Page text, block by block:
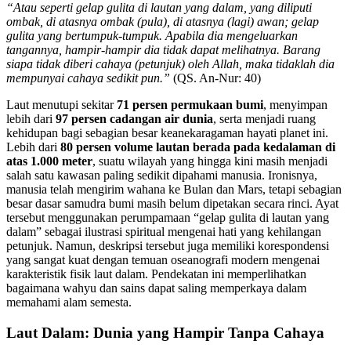
“Atau seperti gelap gulita di lautan yang dalam, yang diliputi
ombak, di atasnya ombak (pula), di atasnya (lagi) awan; gelap
gulita yang bertumpuk-tumpuk. Apabila dia mengeluarkan
tangannya, hampir-hampir dia tidak dapat melihatnya. Barang
siapa tidak diberi cahaya (petunjuk) oleh Allah, maka tidaklah dia
mempunyai cahaya sedikit pun.” (QS. An-Nur: 40)
Laut menutupi sekitar 71 persen permukaan bumi, menyimpan
lebih dari 97 persen cadangan air dunia, serta menjadi ruang
kehidupan bagi sebagian besar keanekaragaman hayati planet ini.
Lebih dari 80 persen volume lautan berada pada kedalaman di
atas 1.000 meter, suatu wilayah yang hingga kini masih menjadi
salah satu kawasan paling sedikit dipahami manusia. Ironisnya,
manusia telah mengirim wahana ke Bulan dan Mars, tetapi sebagian
besar dasar samudra bumi masih belum dipetakan secara rinci. Ayat
tersebut menggunakan perumpamaan “gelap gulita di lautan yang
dalam” sebagai ilustrasi spiritual mengenai hati yang kehilangan
petunjuk. Namun, deskripsi tersebut juga memiliki korespondensi
yang sangat kuat dengan temuan oseanografi modern mengenai
karakteristik fisik laut dalam. Pendekatan ini memperlihatkan
bagaimana wahyu dan sains dapat saling memperkaya dalam
memahami alam semesta.
Laut Dalam: Dunia yang Hampir Tanpa Cahaya